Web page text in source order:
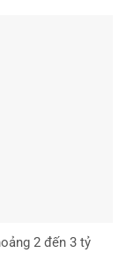
2 đến 3 tỷ